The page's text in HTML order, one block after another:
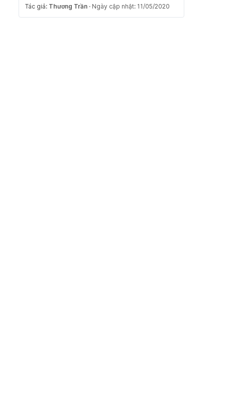
Tác giả: Thương Trần · Ngày cập nhật: 11/05/2020